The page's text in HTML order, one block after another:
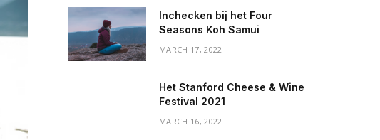
Inchecken bij het Four
Seasons Koh Samui
MARCH 17, 2022
Het Stanford Cheese & Wine
Festival 2021
MARCH 16, 2022